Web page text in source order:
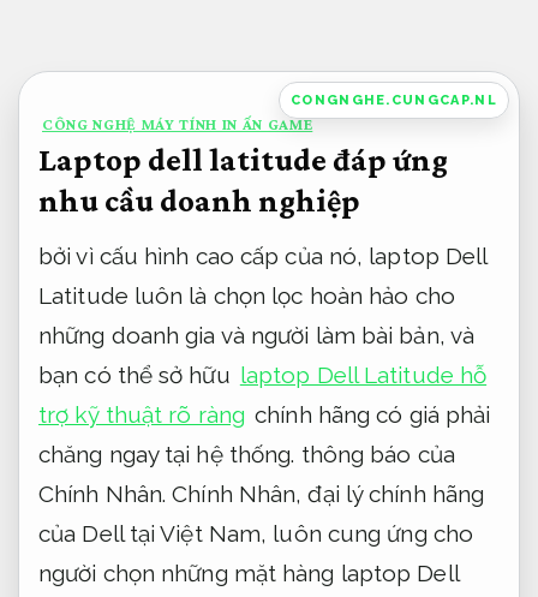
nội
dung
CONGNGHE.CUNGCAP.NL
CÔNG NGHỆ MÁY TÍNH IN ẤN GAME
Laptop dell latitude đáp ứng
nhu cầu doanh nghiệp
bởi vì cấu hình cao cấp của nó, laptop Dell
Latitude luôn là chọn lọc hoàn hảo cho
những doanh gia và người làm bài bản, và
bạn có thể sở hữu laptop Dell Latitude hỗ
trợ kỹ thuật rõ ràng chính hãng có giá phải
chăng ngay tại hệ thống. thông báo của
Chính Nhân. Chính Nhân, đại lý chính hãng
của Dell tại Việt Nam, luôn cung ứng cho
người chọn những mặt hàng laptop Dell